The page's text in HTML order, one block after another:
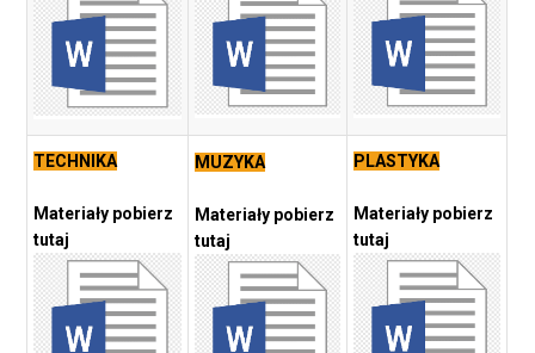
TECHNIKA
Materiały pobierz
tutaj
MUZYKA
Materiały pobierz
tutaj
PLASTYKA
Materiały pobierz
tutaj